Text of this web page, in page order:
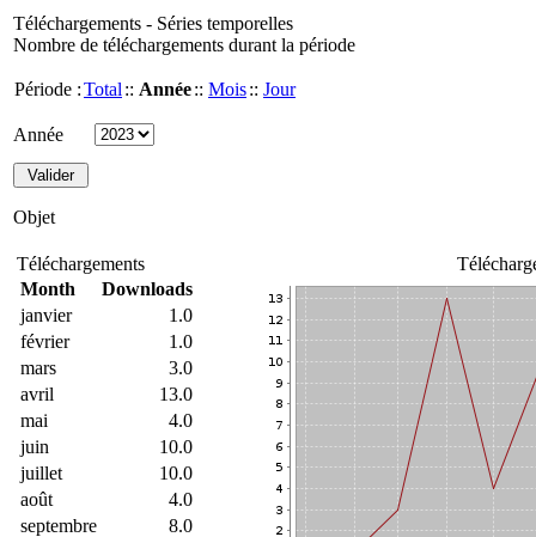
Téléchargements - Séries temporelles
Nombre de téléchargements durant la période
Période :Total :: Année:: Mois:: Jour
Année
Objet
Téléchargements
Month
Downloads
janvier
1.0
février
1.0
mars
3.0
avril
13.0
mai
4.0
juin
10.0
juillet
10.0
août
4.0
septembre
8.0